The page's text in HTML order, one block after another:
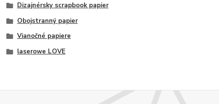
Dizajnérsky scrapbook papier
Obojstranný papier
Vianočné papiere
laserowe LOVE